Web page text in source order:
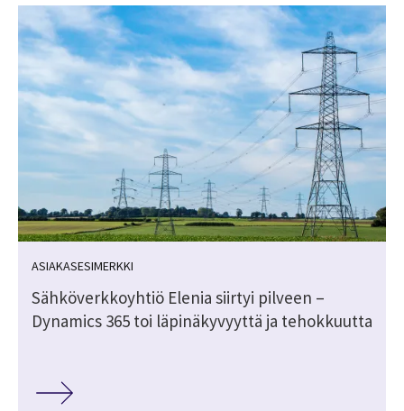
ASIAKASESIMERKKI
Sähköverkkoyhtiö Elenia siirtyi pilveen –
Dynamics 365 toi läpinäkyvyyttä ja tehokkuutta